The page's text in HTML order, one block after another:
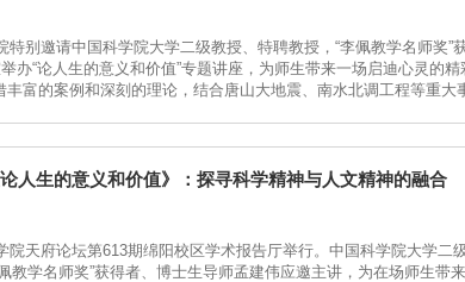
特别邀请中国科学院大学二级教授、特聘教授，“李佩教学名师奖”
办“论人生的意义和价值”专题讲座，为师生带来一场启迪心灵的精
富的案例和深刻的理论，结合唐山大地震、南水北调工程等重大
人生的意义和价值》：探寻科学精神与人文精神的融合
院天府论坛第613期绵阳校区学术报告厅举行。中国科学院大学二
教学名师奖”获得者、博士生导师孟建伟应邀主讲，为在场师生带